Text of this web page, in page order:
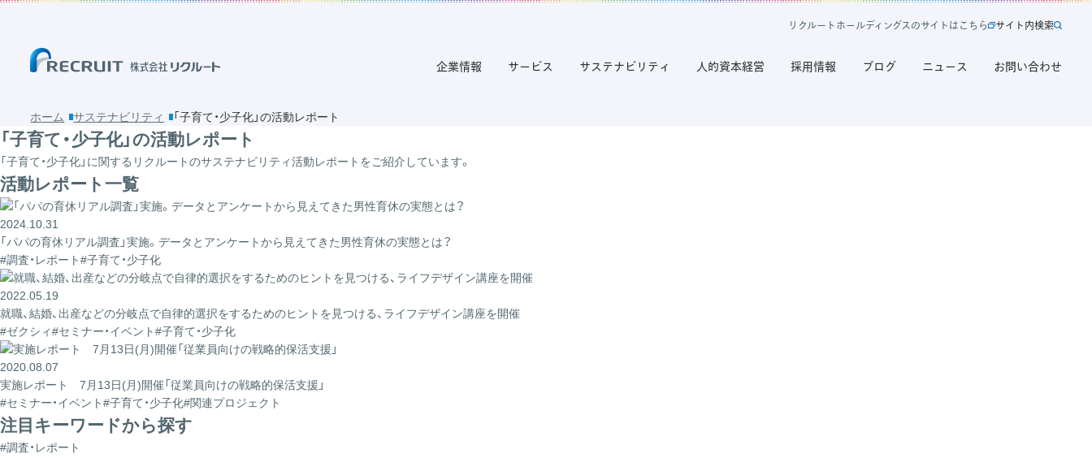
ホーム サステナビリティ 「子育て・少子化」の活動レポート
「子育て・少子化」の活動レポート
「子育て・少子化」に関するリクルートのサステナビリティ活動レポートをご紹介しています。
活動レポート一覧
2024.10.31
「パパの育休リアル調査」実施。データとアンケートから見えてきた男性育休の実態とは？
#調査・レポート#子育て・少子化
2022.05.19
就職、結婚、出産などの分岐点で自律的選択をするためのヒントを見つける、ライフデザイン講座を開催
#ゼクシィ#セミナー・イベント#子育て・少子化
2020.08.07
実施レポート 7月13日(月)開催「従業員向けの戦略的保活支援」
#セミナー・イベント#子育て・少子化#関連プロジェクト
注目キーワードから探す
#調査・レポート
新
タ
リ クルー トホールディ ングスのサイ トはこち ら サ
ト
サイ ト内検索
企業情報 サービス サステナビリティ 人的資本経営 採用情報 ブログ ニュース お問い合わせ